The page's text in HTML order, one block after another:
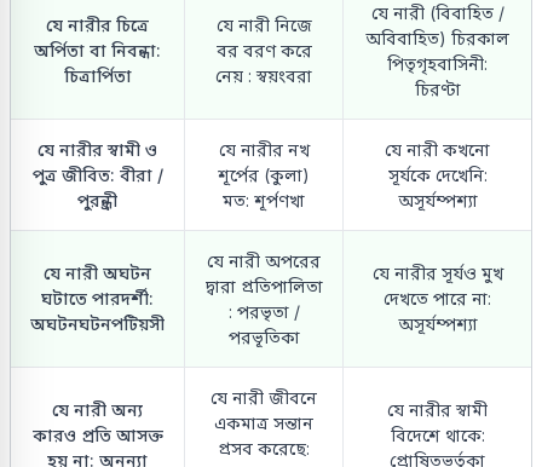
যে নারীর চিত্রে
অর্পিতা বা নিবন্ধা:
চিত্রার্পিতা
যে নারী নিজে
বর বরণ করে
নেয় : স্বয়ংবরা
যে নারী (বিবাহিত /
অবিবাহিত) চিরকাল
পিতৃগৃহবাসিনী:
চিরণ্টা
যে নারীর স্বামী ও
পুত্র জীবিত: বীরা /
পুরন্ধ্রী
যে নারীর নখ
শূর্পের (কুলা)
মত: শূর্পণখা
যে নারী কখনো
সূর্যকে দেখেনি:
অসূর্যম্পশ্যা
যে নারী অঘটন
ঘটাতে পারদর্শী:
অঘটনঘটনপটিয়সী
যে নারী অপরের
দ্বারা প্রতিপালিতা
: পরভৃতা /
পরভূতিকা
যে নারীর সূর্যও মুখ
দেখতে পারে না:
অসূর্যম্পশ্যা
যে নারী অন্য
কারও প্রতি আসক্ত
হয় না: অনন্যা
যে নারী জীবনে
একমাত্র সন্তান
প্রসব করেছে:
যে নারীর স্বামী
বিদেশে থাকে:
প্রোষিতভর্তৃকা